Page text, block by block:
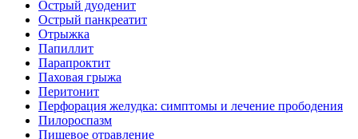
Острый дуоденит
Острый панкреатит
Отрыжка
Папиллит
Парапроктит
Паховая грыжа
Перитонит
Перфорация желудка: симптомы и лечение прободения
Пилороспазм
Пищевое отравление